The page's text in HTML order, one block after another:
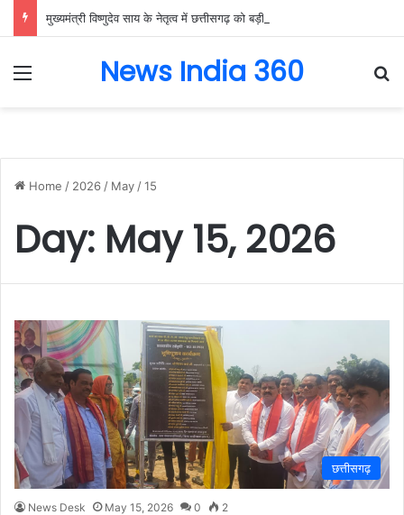
Menu News India 360
Home / 2026 / May /15
Day: May 15, 2026
छत्तीसगढ़
News Desk May 15, 2026 0 2